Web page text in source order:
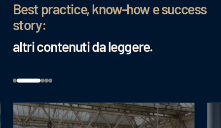
Best practice, know-how e success
story:
altri contenuti da leggere.